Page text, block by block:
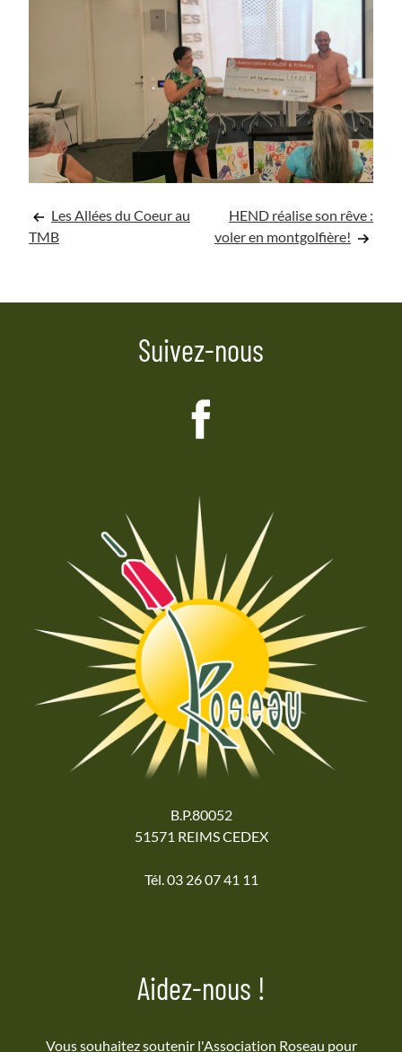
Navigation
l’article
Les Allées du Coeur au
TMB
HEND réalise son rêve :
voler en montgolfière!
Suivez-nous
B.P.80052
51571 REIMS CEDEX
Tél. 03 26 07 41 11
Aidez-nous !
Vous souhaitez soutenir l'Association Roseau pour